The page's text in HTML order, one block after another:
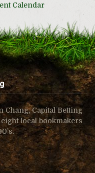
Calendar
Chang, Capital Betting
local bookmakers